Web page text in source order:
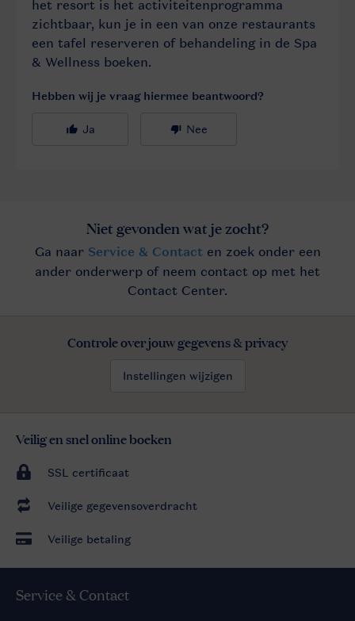
Controle over jouw gegevens & privacy
Instellingen wijzigen
Veilig en snel online boeken
SSL certificaat
Veilige gegevensoverdracht
Veilige betaling
Service & Contact